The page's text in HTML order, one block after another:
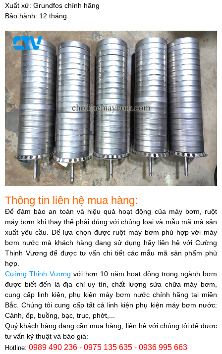
Xuất xứ: Grundfos chính hãng
Bảo hành: 12 tháng
Thông tin liên hệ mua hàng:
Để đảm bảo an toàn và hiệu quả hoạt động của máy bơm, ruột
máy bơm khi thay thế phải đúng với chủng loại và mẫu mã mà sản
xuất yêu cầu. Để lựa chọn được ruột máy bơm phù hợp với máy
bơm nước mà khách hàng đang sử dụng hãy liên hệ với Cường
Thịnh Vương để được tư vấn chi tiết các mẫu mã sản phẩm phù
hợp.​
Cường Thịnh Vương với hơn 10 năm hoạt động trong ngành bơm
được biết đến là địa chỉ uy tín, chất lượng sửa chữa máy bơm,
cung cấp linh kiện, phụ kiện máy bơm nước chính hãng tại miền
Bắc. Chúng tôi cung cấp tất cả linh kiện phụ kiện máy bơm nước:
Cánh, ốp, buồng, bạc, trục, phớt,...
Quý khách hàng đang cần mua hàng, liên hệ với chúng tôi để được
tư vấn kỹ thuật và báo giá:
Hotline: 0989 490 236 - 0975 135 635 - 0936 995 663